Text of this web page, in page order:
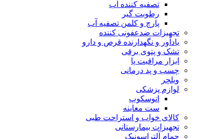
تصفیه کننده آب
رطوبت‌ گیر
پارچ و کلمن تصفیه آب
تجهیزات ضدعفونی کننده
یادآور و نگهدارنده قرص و دارو
تشک و پتوی برقی
ابزار مراقبت پا
چسب و پد درمانی
ویلچر
لوازم پزشکی
اتوسکوپ
ست معاینه
کالای خواب و استراحت طبی
تجهیزات بیمارستانی
حمام آلتراسونیک